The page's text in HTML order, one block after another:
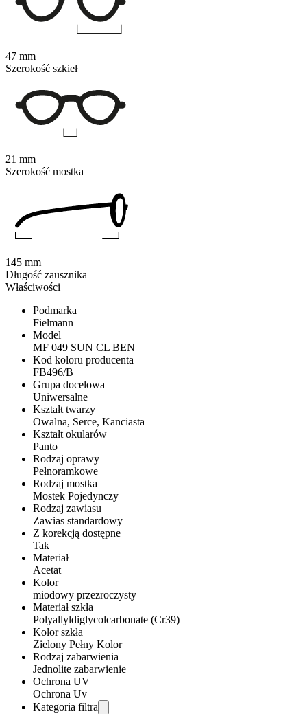
Właściwości
Podmarka
Fielmann
Model
MF 049 SUN CL BEN
Kod koloru producenta
FB496/B
Grupa docelowa
Uniwersalne
Kształt twarzy
Owalna, Serce, Kanciasta
Kształt okularów
Panto
Rodzaj oprawy
Pełnoramkowe
Rodzaj mostka
Mostek Pojedynczy
Rodzaj zawiasu
Zawias standardowy
Z korekcją dostępne
Tak
Materiał
Acetat
Kolor
miodowy przezroczysty
Materiał szkła
Polyallyldiglycolcarbonate (Cr39)
Kolor szkła
Zielony Pełny Kolor
Rodzaj zabarwienia
Jednolite zabarwienie
Ochrona UV
Ochrona Uv
Kategoria filtra
47 mm
Szerokość szkieł
21 mm
Szerokość mostka
145 mm
Długość zausznika